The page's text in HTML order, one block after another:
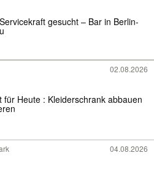
gesucht – Bar in Berlin-
02.08.2026
04.08.2026